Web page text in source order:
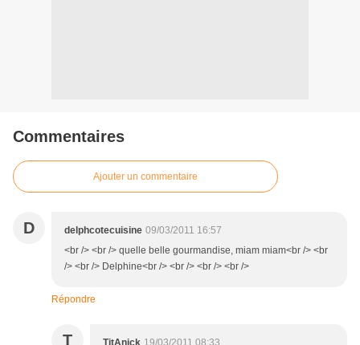
Commentaires
Ajouter un commentaire
D delphcotecuisine 09/03/2011 16:57
<br /> <br /> quelle belle gourmandise, miam miam<br /> <br
/> <br /> Delphine<br /> <br /> <br /> <br />
Répondre
T TitAnick 19/03/2011 08:33